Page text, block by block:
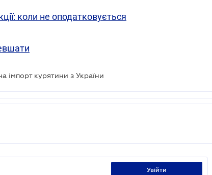
коли не оподатковується
імпорт курятини з України
увійти